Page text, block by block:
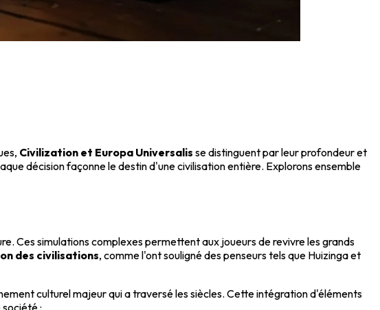
Civilization et Europa Universalis se distinguent par leur profondeur et
décision façonne le destin d'une civilisation entière. Explorons ensemble
Ces simulations complexes permettent aux joueurs de revivre les grands
des civilisations, comme l'ont souligné des penseurs tels que Huizinga et
culturel majeur qui a traversé les siècles. Cette intégration d'éléments
: